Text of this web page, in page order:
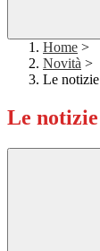
Home >
Novità >
Le notizie
Le notizie